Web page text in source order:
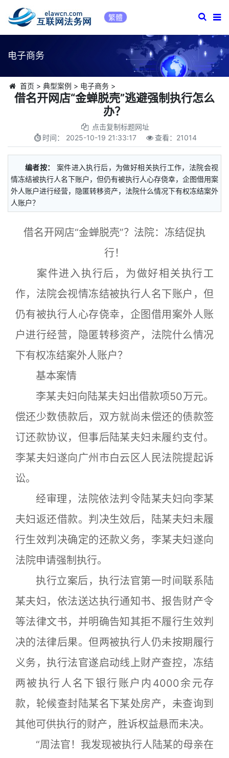
繁體
电子商务
首页 > 典型案例 > 电子商务>
借名开网店“金蝉脱壳”逃避强制执行怎么
办？
点击复制标题网址
时间： 2025-10-19 21:33:17 查看： 21014
编者按：
案件进入执行后，为做好相关执行工作，法院会视
情冻结被执行人名下账户，但仍有被执行人心存侥幸，企图借用案
外人账户进行经营，隐匿转移资产，法院什么情况下有权冻结案外
人账户？
借名开网店“金蝉脱壳”？法院：冻结促执
行！
案件进入执行后，为做好相关执行工
作，法院会视情冻结被执行人名下账户，但
仍有被执行人心存侥幸，企图借用案外人账
户进行经营，隐匿转移资产，法院什么情况
下有权冻结案外人账户？
基本案情
李某夫妇向陆某夫妇出借款项50万元。
偿还少数债款后，双方就尚未偿还的债款签
订还款协议，但事后陆某夫妇未履约支付。
李某夫妇遂向广州市白云区人民法院提起诉
讼。
经审理，法院依法判令陆某夫妇向李某
夫妇返还借款。判决生效后，陆某夫妇未履
行生效判决确定的还款义务，李某夫妇遂向
法院申请强制执行。
执行立案后，执行法官第一时间联系陆
某夫妇，依法送达执行通知书、报告财产令
等法律文书，并明确告知其拒不履行生效判
决的法律后果。但两被执行人仍未按期履行
义务，执行法官遂启动线上财产查控，冻结
两被执行人名下银行账户内4000余元存
款，轮候查封陆某名下某处房产，未查询到
其他可供执行的财产，胜诉权益悬而未决。
“周法官！我发现被执行人陆某的母亲在